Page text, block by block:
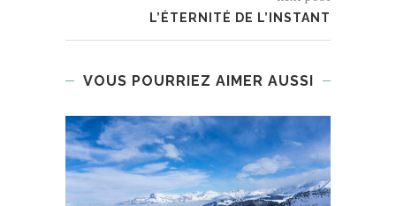
L’ÉTERNITÉ DE L’INSTANT
VOUS POURRIEZ AIMER AUSSI